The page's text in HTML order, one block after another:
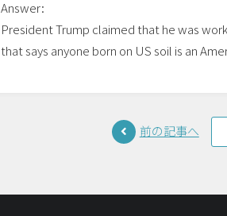
ー
Answer:
President Trump claimed that he was
that says anyone born on US soil is an
前の記事へ